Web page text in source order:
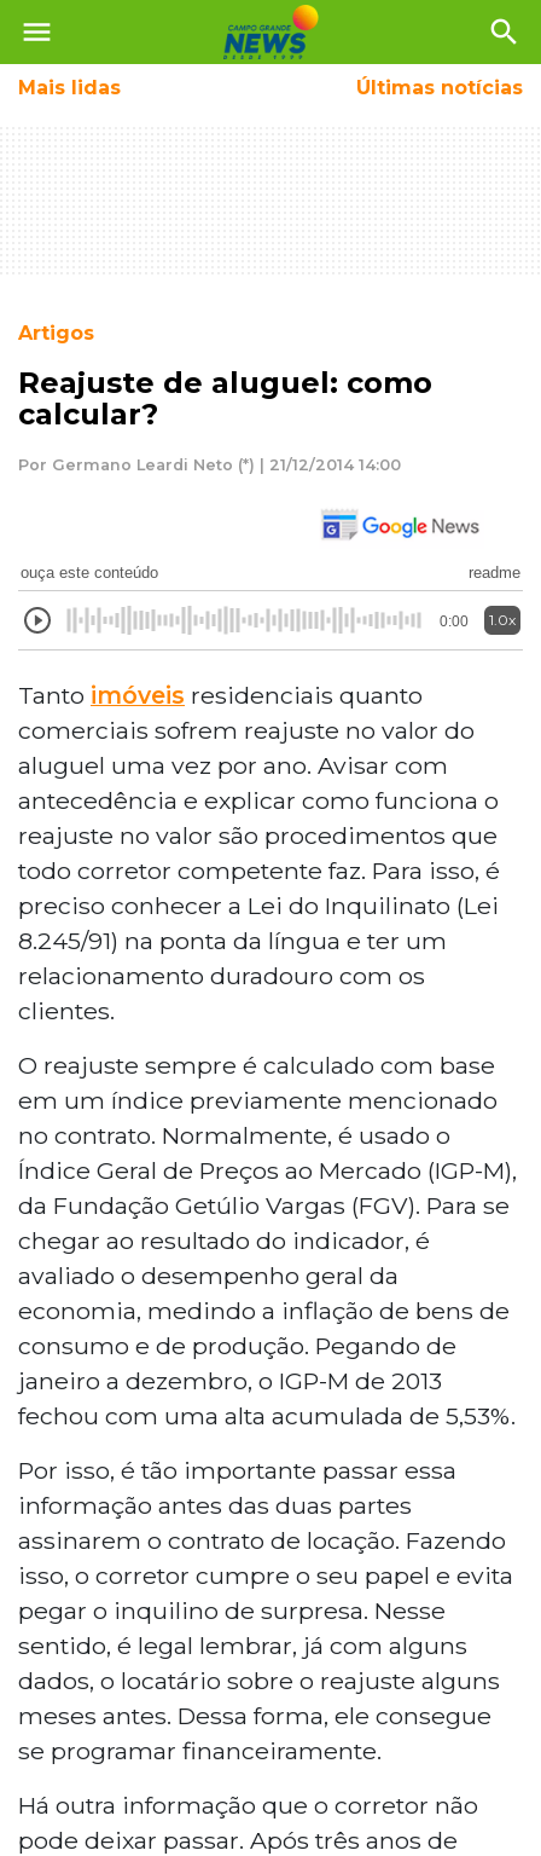
menu search
Mais lidas Últimas notícias
Artigos
Reajuste de aluguel: como
calcular?
Por Germano Leardi Neto (*) | 21/12/2014 14:00
ouça este conteúdo readme
0:00 1.0x
Tanto imóveis residenciais quanto
comerciais sofrem reajuste no valor do
aluguel uma vez por ano. Avisar com
antecedência e explicar como funciona o
reajuste no valor são procedimentos que
todo corretor competente faz. Para isso, é
preciso conhecer a Lei do Inquilinato (Lei
8.245/91) na ponta da língua e ter um
relacionamento duradouro com os
clientes.
O reajuste sempre é calculado com base
em um índice previamente mencionado
no contrato. Normalmente, é usado o
Índice Geral de Preços ao Mercado (IGP-M),
da Fundação Getúlio Vargas (FGV). Para se
chegar ao resultado do indicador, é
avaliado o desempenho geral da
economia, medindo a inflação de bens de
consumo e de produção. Pegando de
janeiro a dezembro, o IGP-M de 2013
fechou com uma alta acumulada de 5,53%.
Por isso, é tão importante passar essa
informação antes das duas partes
assinarem o contrato de locação. Fazendo
isso, o corretor cumpre o seu papel e evita
pegar o inquilino de surpresa. Nesse
sentido, é legal lembrar, já com alguns
dados, o locatário sobre o reajuste alguns
meses antes. Dessa forma, ele consegue
se programar financeiramente.
Há outra informação que o corretor não
pode deixar passar. Após três anos de